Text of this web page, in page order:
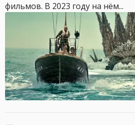
фильмов. В 2023 году на нём...